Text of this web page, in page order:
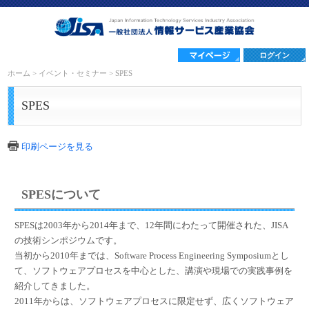
ログイン
ホーム > イベント・セミナー >SPES
SPES
印刷ページを見る
SPESについて
SPESは2003年から2014年まで、12年間にわたって開催された、JISA
の技術シンポジウムです。
当初から2010年までは、Software Process Engineering Symposiumとし
て、ソフトウェアプロセスを中心とした、講演や現場での実践事例を
紹介してきました。
2011年からは、ソフトウェアプロセスに限定せず、広くソフトウェア